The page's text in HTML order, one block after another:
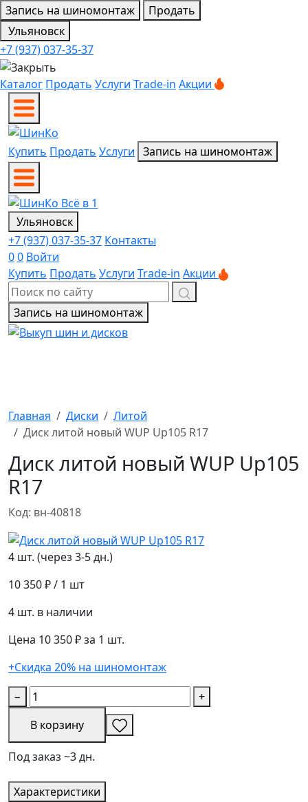
Запись на шиномонтаж
Продать
Ульяновск
+7 (937) 037-35-37
Каталог Продать Услуги Trade-in Акции
Купить Продать Услуги Запись на шиномонтаж
Ульяновск
+7 (937) 037-35-37 Контакты
00 Войти
Купить Продать Услуги Trade-in Акции
Запись на шиномонтаж
Главная Диски
Литой
Диск литой новый WUP Up105 R17
Диск литой новый WUP Up105
R17
Код: вн-40818
4 шт. (через 3-5 дн.)
10 350 ₽/ 1 шт
4 шт. в наличии
Цена 10 350 ₽ за 1 шт.
+Скидка 20% на шиномонтаж
−
+
В корзину
Под заказ ~3 дн.
Характеристики